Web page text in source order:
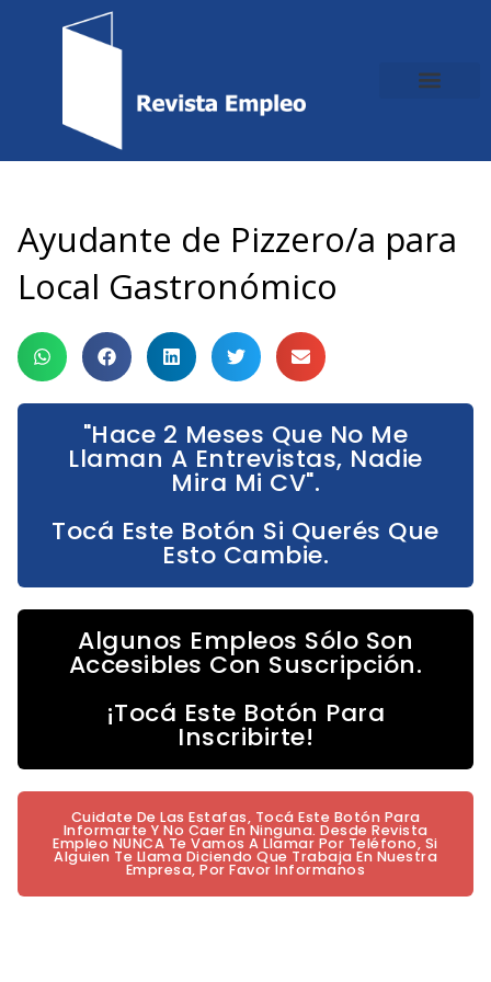
Ayudante de Pizzero/a para
Local Gastronómico
"Hace 2 Meses Que No Me
Llaman A Entrevistas, Nadie
Mira Mi CV".
Tocá Este Botón Si Querés Que
Esto Cambie.
Algunos Empleos Sólo Son
Accesibles Con Suscripción.
¡Tocá Este Botón Para
Inscribirte!
Cuidate De Las Estafas, Tocá Este Botón Para
Informarte Y No Caer En Ninguna. Desde Revista
Empleo NUNCA Te Vamos A Llamar Por Teléfono, Si
Alguien Te Llama Diciendo Que Trabaja En Nuestra
Empresa, Por Favor Informanos